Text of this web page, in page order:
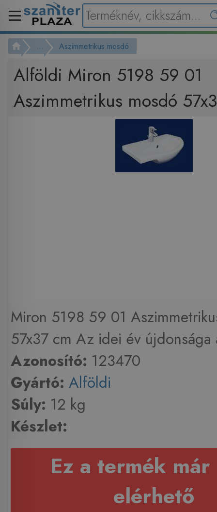
... Aszimmetrikus mosdó
Alföldi Miron 5198 59 01
Aszimmetrikus mosdó
Miron 5198 59 01
57x37 cm Az idei év
Azonosító: 123470
Gyártó: Alföldi
Súly: 12 kg
Készlet:
Ez a termék már
elérhető